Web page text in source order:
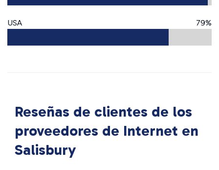
USA 79%
Reseñas de clientes de los
proveedores de Internet en
Salisbury